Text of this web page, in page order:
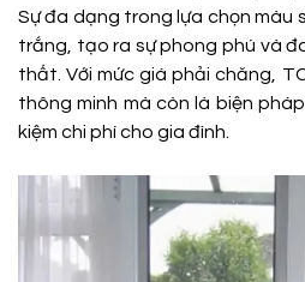
Sự đa dạng trong lựa chọn màu
trắng, tạo ra sự phong phú và
thất. Với mức giá phải chăng,
thông minh mà còn là biện
kiệm chi phí cho gia đình.